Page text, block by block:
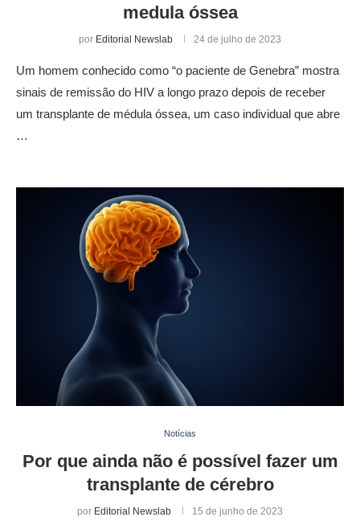
medula óssea
por Editorial Newslab 24 de julho de 2023
Um homem conhecido como “o paciente de Genebra” mostra
sinais de remissão do HIV a longo prazo depois de receber
um transplante de médula óssea, um caso individual que abre
…
Notícias
Por que ainda não é possível fazer um
transplante de cérebro
por Editorial Newslab 15 de junho de 2023